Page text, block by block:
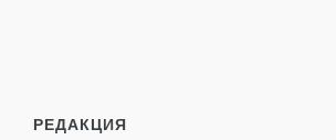
РЕДАКЦИЯ